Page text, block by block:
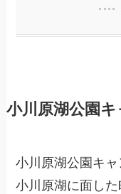
小川原湖公園
小川原湖公園キ
小川原湖に面し